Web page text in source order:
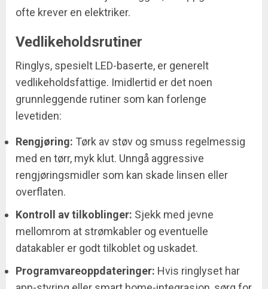
ofte krever en elektriker.
Vedlikeholdsrutiner
Ringlys, spesielt LED-baserte, er generelt
vedlikeholdsfattige. Imidlertid er det noen
grunnleggende rutiner som kan forlenge
levetiden:
Rengjøring: Tørk av støv og smuss regelmessig
med en tørr, myk klut. Unngå aggressive
rengjøringsmidler som kan skade linsen eller
overflaten.
Kontroll av tilkoblinger: Sjekk med jevne
mellomrom at strømkabler og eventuelle
datakabler er godt tilkoblet og uskadet.
Programvareoppdateringer: Hvis ringlyset har